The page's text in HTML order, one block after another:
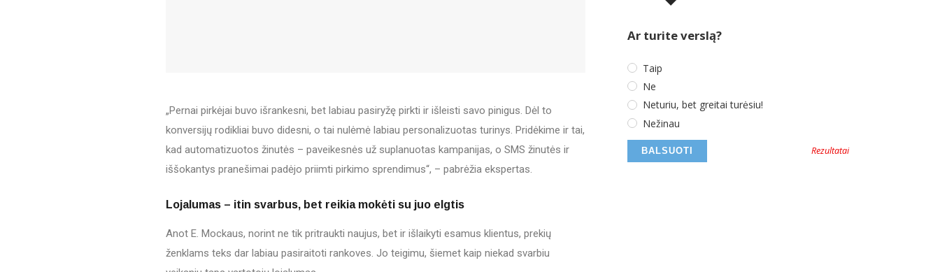
„Pernai pirkėjai buvo išrankesni, bet labiau pasiryžę pirkti ir išleisti savo pinigus. Dėl to
konversijų rodikliai buvo didesni, o tai nulėmė labiau personalizuotas turinys. Pridėkime ir tai,
kad automatizuotos žinutės – paveikesnės už suplanuotas kampanijas, o SMS žinutės ir
iššokantys pranešimai padėjo priimti pirkimo sprendimus“, – pabrėžia ekspertas.
Lojalumas – itin svarbus, bet reikia mokėti su juo elgtis
Anot E. Mockaus, norint ne tik pritraukti naujus, bet ir išlaikyti esamus klientus, prekių
ženklams teks dar labiau pasiraitoti rankoves. Jo teigimu, šiemet kaip niekad svarbiu
Ar turite verslą?
Taip
Ne
Neturiu, bet greitai turėsiu!
Nežinau
Rezultatai